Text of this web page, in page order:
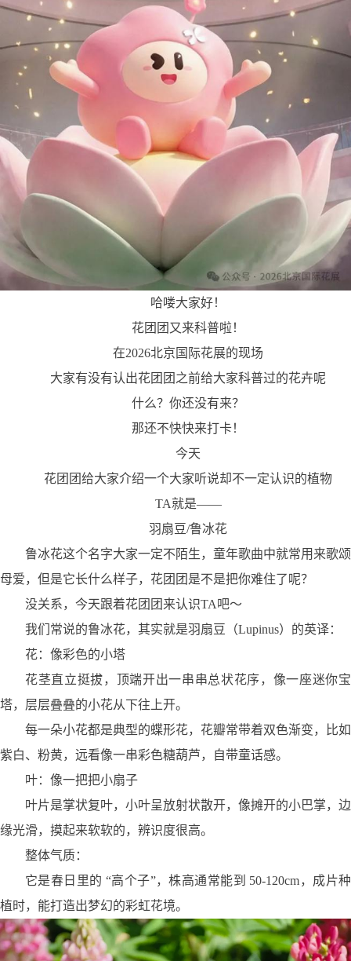
哈喽大家好！
花团团又来科普啦！
在2026北京国际花展的现场
大家有没有认出花团团之前给大家科普过的花卉呢
什么？你还没有来？
那还不快快来打卡！
今天
花团团给大家介绍一个大家听说却不一定认识的植物
TA就是——
羽扇豆/鲁冰花
鲁冰花这个名字大家一定不陌生，童年歌曲中就常用来歌颂
母爱，但是它长什么样子，花团团是不是把你难住了呢？
没关系，今天跟着花团团来认识TA吧～
我们常说的鲁冰花，其实就是羽扇豆（Lupinus）的英译：
花：像彩色的小塔
花茎直立挺拔，顶端开出一串串总状花序，像一座迷你宝
塔，层层叠叠的小花从下往上开。
每一朵小花都是典型的蝶形花，花瓣常带着双色渐变，比如
紫白、粉黄，远看像一串彩色糖葫芦，自带童话感。
叶：像一把把小扇子
叶片是掌状复叶，小叶呈放射状散开，像摊开的小巴掌，边
缘光滑，摸起来软软的，辨识度很高。
整体气质：
它是春日里的 “高个子”，株高通常能到 50-120cm，成片种
植时，能打造出梦幻的彩虹花境。